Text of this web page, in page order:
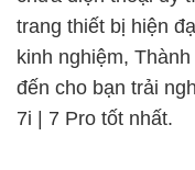
trang thiết bị hiện
kinh nghiệm,
đến cho bạn trải
7i | 7 Pro tốt nhất.